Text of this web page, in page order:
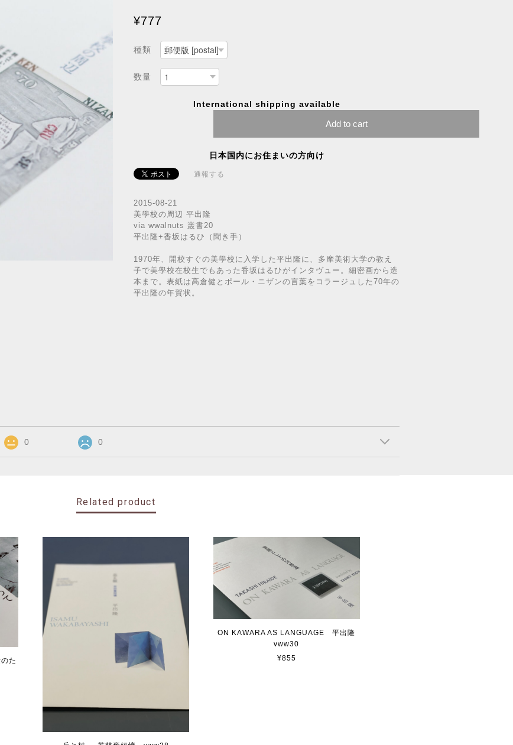
¥777
種類
数量
International shipping available
Add to cart
日本国内にお住まいの方向け
通報する
2015-08-21
美學校の周辺 平出隆
via wwalnuts 叢書20
平出隆+香坂はるひ（聞き手）
1970年、開校すぐの美學校に入学した平出隆に、多摩美術大学の教え
子で美學校在校生でもあった香坂はるひがインタヴュー。細密画から造
本まで。表紙は高倉健とポール・ニザンの言葉をコラージュした70年の
平出隆の年賀状。
0 0
Related product
た
ON KAWARA AS LANGUAGE 平出隆
vww30
¥855